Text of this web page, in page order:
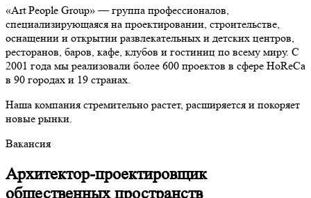
«Art People Group» — группа профессионалов,
специализирующаяся на проектировании, строительстве,
оснащении и открытии развлекательных и детских центров,
ресторанов, баров, кафе, клубов и гостиниц по всему миру. С
2001 года мы реализовали более 600 проектов в сфере HoReCa
в 90 городах и 19 странах.
Наша компания стремительно растет, расширяется и покоряет
новые рынки.
Вакансия
Архитектор-проектировщик
общественных пространств